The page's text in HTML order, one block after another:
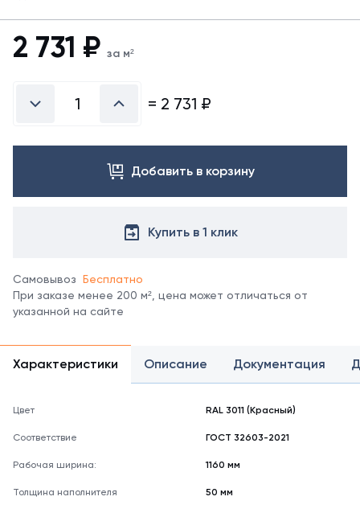
свяжитесь
менеджером.
цвета
справочнике
цветов
RAL.
*
цвета
может
не
полностью
оттенку.
2 731 ₽ за м²
= 2 731 ₽
Добавить в корзину
Купить в 1 клик
Самовывоз Бесплатно
При заказе менее 200 м², цена может отличаться от
указанной на сайте
Характеристики Описание Документация
Цвет RAL 3011 (Красный)
Соответствие ГОСТ 32603-2021
Рабочая ширина: 1160 мм
Толщина наполнителя 50 мм